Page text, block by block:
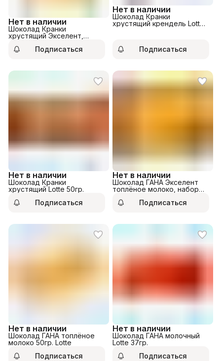
Нет в наличии
Шоколад Кранки
хрустящий Экселент,
Подписаться
Нет в наличии
Шоколад Кранки
хрустящий крендель Lotte
Подписаться
Нет в наличии
Шоколад Кранки
хрустящий Lotte 50гр.
Подписаться
Нет в наличии
Шоколад ГАНА Экселент
топлёное молоко, набор
Подписаться
Нет в наличии
Шоколад ГАНА топлёное
молоко 50гр. Lotte
Подписаться
Нет в наличии
Шоколад ГАНА молочный
Lotte 37гр.
Подписаться